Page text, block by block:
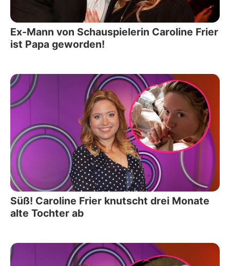
Ex-Mann von Schauspielerin Caroline Frier
ist Papa geworden!
Süß! Caroline Frier knutscht drei Monate
alte Tochter ab